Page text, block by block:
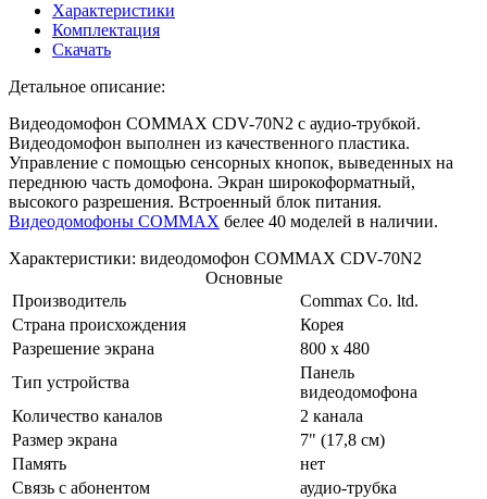
Характеристики
Комплектация
Скачать
Детальное описание:
Видеодомофон COMMAX CDV-70N2 с аудио-трубкой.
Видеодомофон выполнен из качественного пластика.
Управление с помощью сенсорных кнопок, выведенных на
переднюю часть домофона. Экран широкоформатный,
высокого разрешения. Встроенный блок питания.
Видеодомофоны COMMAX белее 40 моделей в наличии.
Характеристики: видеодомофон COMMAX CDV-70N2
Основные
Производитель
Commax Co. ltd.
Страна происхождения
Корея
Разрешение экрана
800 х 480
Тип устройства
Панель
видеодомофона
Количество каналов
2 канала
Размер экрана
7" (17,8 см)
Память
нет
Связь с абонентом
аудио-трубка